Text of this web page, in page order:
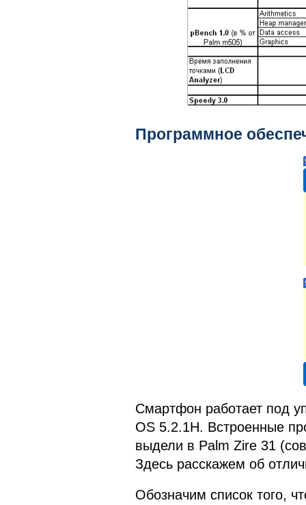
Программное
Смартфон работает под
OS 5.2.1H. Встроенные
выдели в Palm Zire 31
Здесь расскажем об
Обозначим список того,